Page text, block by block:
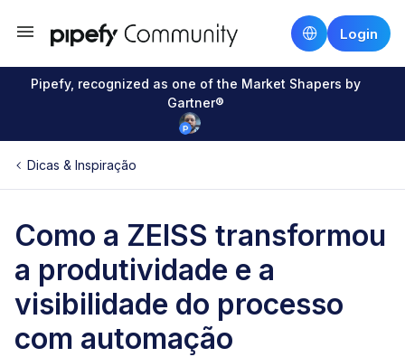
Login
Pipefy, recognized as one of the Market Shapers by
Gartner®
Dicas & Inspiração
Como a ZEISS transformou
a produtividade e a
visibilidade do processo
com automação